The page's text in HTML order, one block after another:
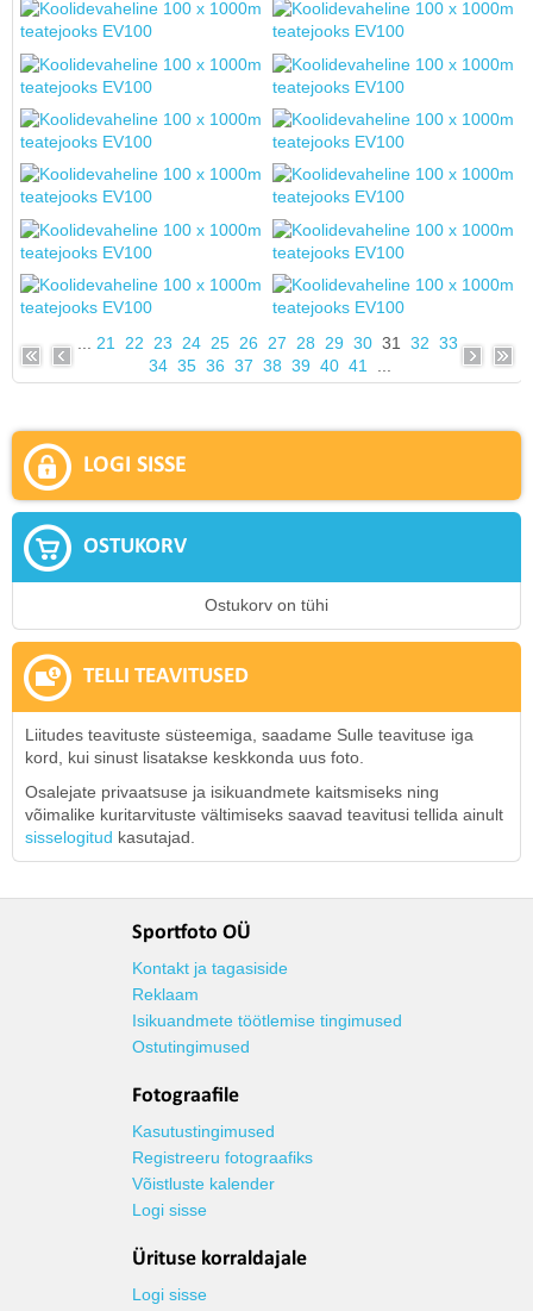
21 22 23 24 25 26 27 28 29 30 31 32 33
34 35 36 37 38 39 40 41
LOGI SISSE
OSTUKORV
Ostukorv on tühi
TELLI TEAVITUSED
Liitudes teavituste süsteemiga, saadame Sulle teavituse iga
kord, kui sinust lisatakse keskkonda uus foto.
Osalejate privaatsuse ja isikuandmete kaitsmiseks ning
võimalike kuritarvituste vältimiseks saavad teavitusi tellida ainult
sisselogitud kasutajad.
Sportfoto OÜ
Kontakt ja tagasiside
Reklaam
Isikuandmete töötlemise tingimused
Ostutingimused
Fotograafile
Kasutustingimused
Registreeru fotograafiks
Võistluste kalender
Logi sisse
Ürituse korraldajale
Logi sisse